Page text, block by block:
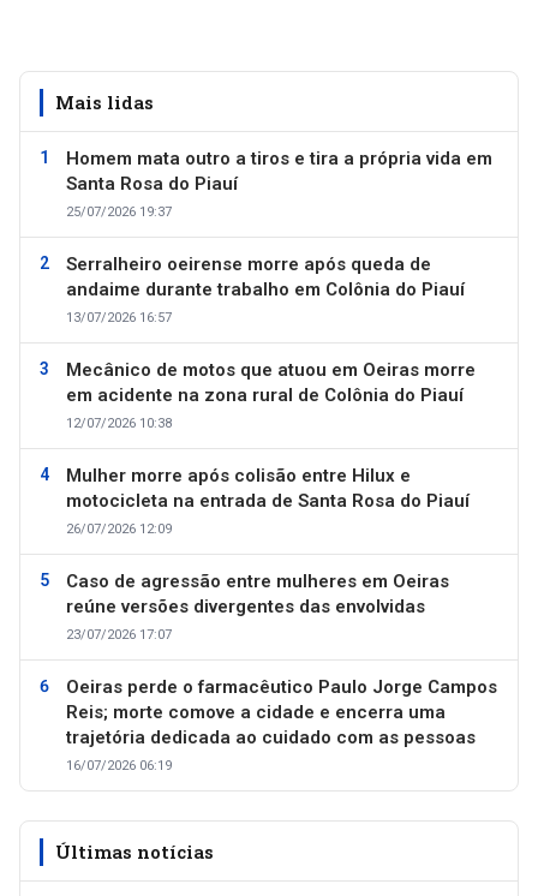
Mais lidas
Homem mata outro a tiros e tira a própria vida em
Santa Rosa do Piauí
25/07/2026 19:37
Serralheiro oeirense morre após queda de
andaime durante trabalho em Colônia do Piauí
13/07/2026 16:57
Mecânico de motos que atuou em Oeiras morre
em acidente na zona rural de Colônia do Piauí
12/07/2026 10:38
Mulher morre após colisão entre Hilux e
motocicleta na entrada de Santa Rosa do Piauí
26/07/2026 12:09
Caso de agressão entre mulheres em Oeiras
reúne versões divergentes das envolvidas
23/07/2026 17:07
Oeiras perde o farmacêutico Paulo Jorge Campos
Reis; morte comove a cidade e encerra uma
trajetória dedicada ao cuidado com as pessoas
16/07/2026 06:19
Últimas notícias